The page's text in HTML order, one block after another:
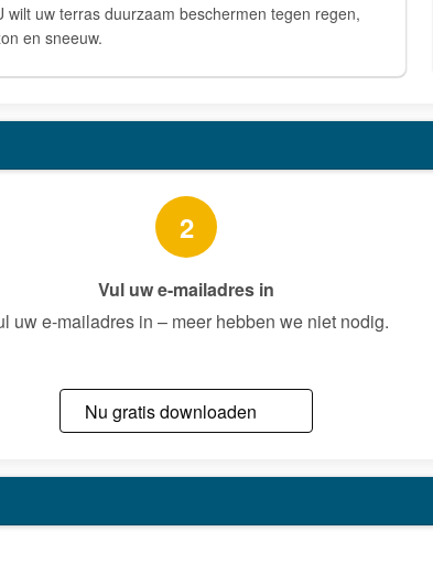
wilt uw terras duurzaam beschermen tegen regen,
en sneeuw.
2
Vul uw e-mailadres in
uw e-mailadres in – meer hebben we niet nodig.
Nu gratis downloaden